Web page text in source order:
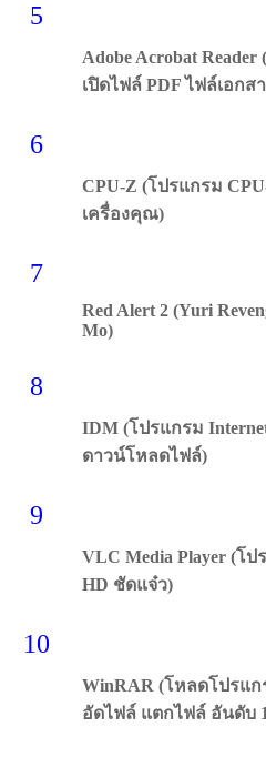
5
Adobe Acrobat
เปิดไฟล์ PDF ไฟล์เอกส
6
CPU-Z (โปรแกรม
เครื่องคุณ)
7
Red Alert 2 (Yuri
Mo)
8
IDM (โปรแกรม
ดาวน์โหลดไฟล์)
9
VLC Media Player (โ
HD ชัดแจ๋ว)
10
WinRAR (โหลดโปรแ
อัดไฟล์ แตกไฟล์ อันดับ